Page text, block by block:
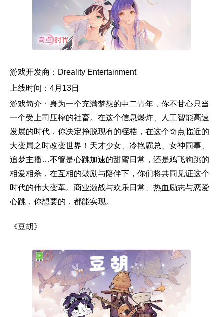
游戏开发商：Dreality Entertainment
上线时间：4月13日
游戏简介：身为一个充满梦想的中二青年，你不甘心只当
一个受上司压榨的社畜。在这个信息爆炸、人工智能高速
发展的时代，你决定挣脱现有的桎梏，在这个奇点临近的
大变局之时改变世界！天才少女、冷艳霸总、女神同事、
追梦主播…不管是心跳加速的甜蜜日常，还是鸡飞狗跳的
相爱相杀，在互相的鼓励与陪伴下，你们将共同见证这个
时代的伟大变革。商业激战与欢乐日常、热血励志与恋爱
心跳，你想要的，都能实现。
《豆胡》